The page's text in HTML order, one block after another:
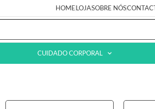
HOMELOJASOBRE NÓS
CUIDADO CORPORAL